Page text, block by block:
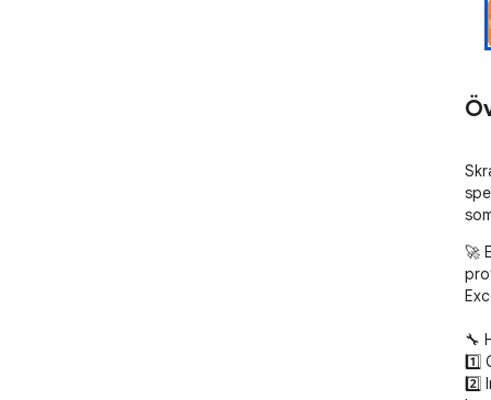
🚀
🔧
1️⃣
2️⃣